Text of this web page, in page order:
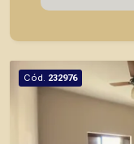
vendas de
Cód. 232976